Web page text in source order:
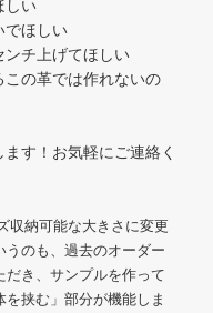
しい
でほしい
ンチ上げてほしい
この革では作れないの
す！お気軽にご連絡く
収納可能な大きさに変更
うのも、過去のオーダー
だき、サンプルを作って
挟む」部分が機能しま